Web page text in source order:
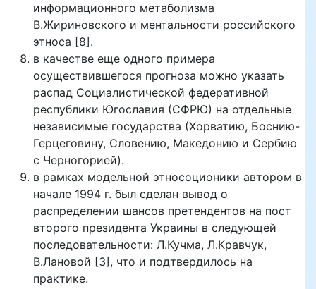
информационного метаболизма
В.Жириновского и ментальности российского
этноса [8].
в качестве еще одного примера
осуществившегося прогноза можно указать
распад Социалистической федеративной
республики Югославия (СФРЮ) на отдельные
независимые государства (Хорватию, Боснию-
Герцеговину, Словению, Македонию и Сербию
с Черногорией).
в рамках модельной этносоционики автором в
начале 1994 г. был сделан вывод о
распределении шансов претендентов на пост
второго президента Украины в следующей
последовательности: Л.Кучма, Л.Кравчук,
В.Лановой [3], что и подтвердилось на
практике.